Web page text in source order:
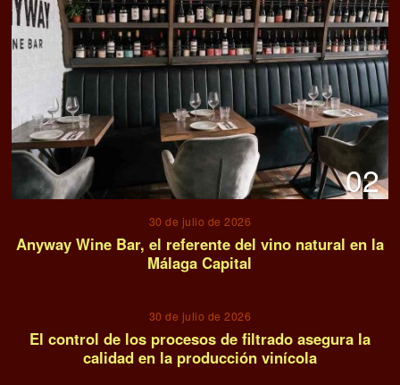
02
30 de julio de 2026
Anyway Wine Bar, el referente del vino natural en la
Málaga Capital
30 de julio de 2026
El control de los procesos de filtrado asegura la
calidad en la producción vinícola